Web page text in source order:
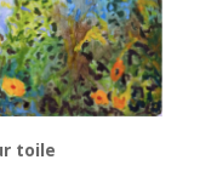
toile